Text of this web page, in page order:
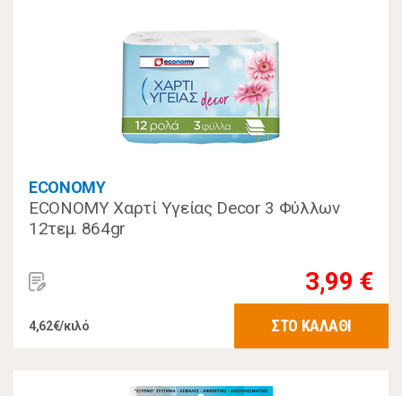
ECONOMY
ECONOMY Χαρτί Υγείας Decor 3 Φύλλων
12τεμ. 864gr
3,99 €
4,62€/κιλό ΣΤΟ ΚΑΛΑΘΙ